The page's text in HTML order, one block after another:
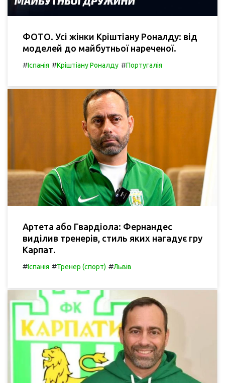
ФОТО. Усі жінки Кріштіану Роналду: від
моделей до майбутньої нареченої.
#Іспанія #Кріштіану Роналду #Португалія
Артета або Гвардіола: Фернандес
виділив тренерів, стиль яких нагадує гру
Карпат.
#Іспанія #Тренер (спорт) #Львів